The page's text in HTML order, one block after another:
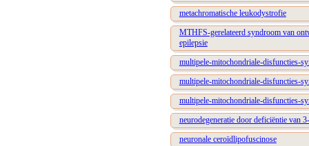
metachromatische leukodystrofie
MTHFS-gerelateerd syndroom van
epilepsie
multipele-mitochondriale-disfuncties-
multipele-mitochondriale-disfuncties-
multipele-mitochondriale-disfuncties-
neurodegeneratie door deficiëntie van
neuronale ceroïdlipofuscinose